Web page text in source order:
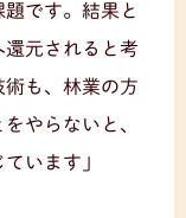
です。結果と
還元されると考
も、林業の方
やらないと、
います」